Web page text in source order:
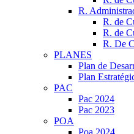
R.
R. de
R. de
R. De
PLANES
Plan de
Plan
PAC
Pac 2024
Pac 2023
POA
Poa 2024